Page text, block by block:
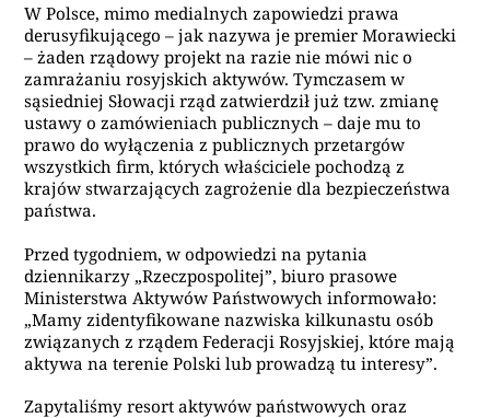
W Polsce, mimo medialnych zapowiedzi prawa
derusyfikującego – jak nazywa je premier Morawiecki
– żaden rządowy projekt na razie nie mówi nic o
zamrażaniu rosyjskich aktywów. Tymczasem w
sąsiedniej Słowacji rząd zatwierdził już tzw. zmianę
ustawy o zamówieniach publicznych – daje mu to
prawo do wyłączenia z publicznych przetargów
wszystkich firm, których właściciele pochodzą z
krajów stwarzających zagrożenie dla bezpieczeństwa
państwa.
Przed tygodniem, w odpowiedzi na pytania
dziennikarzy „Rzeczpospolitej”, biuro prasowe
Ministerstwa Aktywów Państwowych informowało:
„Mamy zidentyfikowane nazwiska kilkunastu osób
związanych z rządem Federacji Rosyjskiej, które mają
aktywa na terenie Polski lub prowadzą tu interesy”.
Zapytaliśmy resort aktywów państwowych oraz